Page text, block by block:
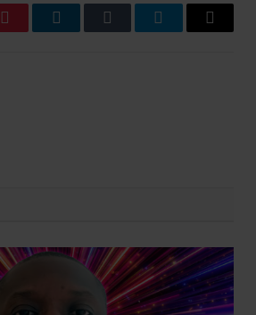
PinterestLinkedInTumblr TelegramEmail